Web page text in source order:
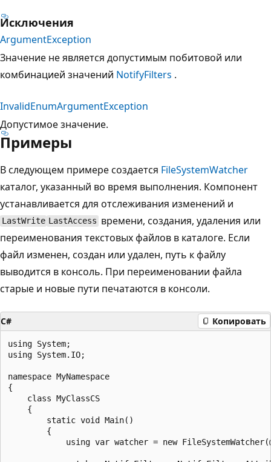
Исключения
ArgumentException
Значение не является допустимым побитовой или
комбинацией значений NotifyFilters .
InvalidEnumArgumentException
Допустимое значение.
Примеры
В следующем примере создается FileSystemWatcher
каталог, указанный во время выполнения. Компонент
устанавливается для отслеживания изменений и
LastWrite LastAccess времени, создания, удаления или
переименования текстовых файлов в каталоге. Если
файл изменен, создан или удален, путь к файлу
выводится в консоль. При переименовании файла
старые и новые пути печатаются в консоли.
C# Копировать
using System;
using System.IO;
namespace MyNamespace
{
    class MyClassCS
    {
        static void Main()
        {
using var watcher = new